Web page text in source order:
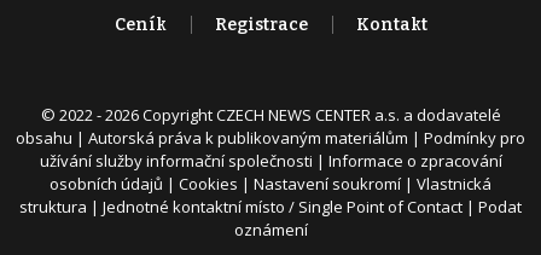
Ceník
Registrace Kontakt
© 2022 - 2026 Copyright CZECH NEWS CENTER a.s. a dodavatelé
obsahu | Autorská práva k publikovaným materiálům | Podmínky pro
užívání služby informační společnosti | Informace o zpracování
osobních údajů | Cookies | Nastavení soukromí | Vlastnická
struktura | Jednotné kontaktní místo / Single Point of Contact | Podat
oznámení